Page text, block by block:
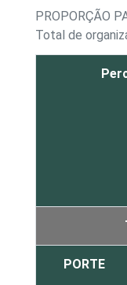
PROPORÇÃO
Total de
PORTE